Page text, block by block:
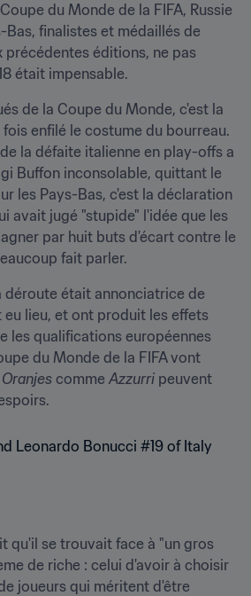
du Monde de la FIFA, Russie
Bas, finalistes et médaillés de
précédentes éditions, ne pas
était impensable.
de la Coupe du Monde, c'est la
enfilé le costume du bourreau.
la défaite italienne en play-offs a
Buffon inconsolable, quittant le
les Pays-Bas, c'est la déclaration
avait jugé "stupide" l'idée que les
par huit buts d'écart contre le
fait parler.
déroute était annonciatrice de
eu lieu, et ont produit les effets
les qualifications européennes
du Monde de la FIFA vont
Oranjes comme Azzurri peuvent
qu'il se trouvait face à "un gros
de riche : celui d'avoir à choisir
joueurs qui méritent d'être